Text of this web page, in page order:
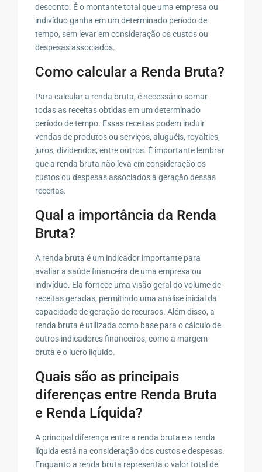
desconto. É o montante total que uma empresa ou
indivíduo ganha em um determinado período de
tempo, sem levar em consideração os custos ou
despesas associados.
Como calcular a Renda Bruta?
Para calcular a renda bruta, é necessário somar
todas as receitas obtidas em um determinado
período de tempo. Essas receitas podem incluir
vendas de produtos ou serviços, aluguéis, royalties,
juros, dividendos, entre outros. É importante lembrar
que a renda bruta não leva em consideração os
custos ou despesas associados à geração dessas
receitas.
Qual a importância da Renda
Bruta?
A renda bruta é um indicador importante para
avaliar a saúde financeira de uma empresa ou
indivíduo. Ela fornece uma visão geral do volume de
receitas geradas, permitindo uma análise inicial da
capacidade de geração de recursos. Além disso, a
renda bruta é utilizada como base para o cálculo de
outros indicadores financeiros, como a margem
bruta e o lucro líquido.
Quais são as principais
diferenças entre Renda Bruta
e Renda Líquida?
A principal diferença entre a renda bruta e a renda
líquida está na consideração dos custos e despesas.
Enquanto a renda bruta representa o valor total de